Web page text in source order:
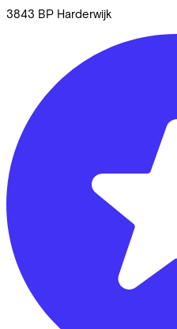
3843 BP Harderwijk